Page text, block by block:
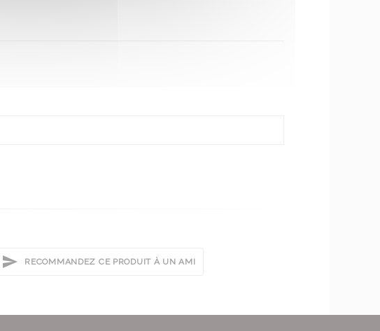
RECOMMANDEZ CE PRODUIT À UN AMI